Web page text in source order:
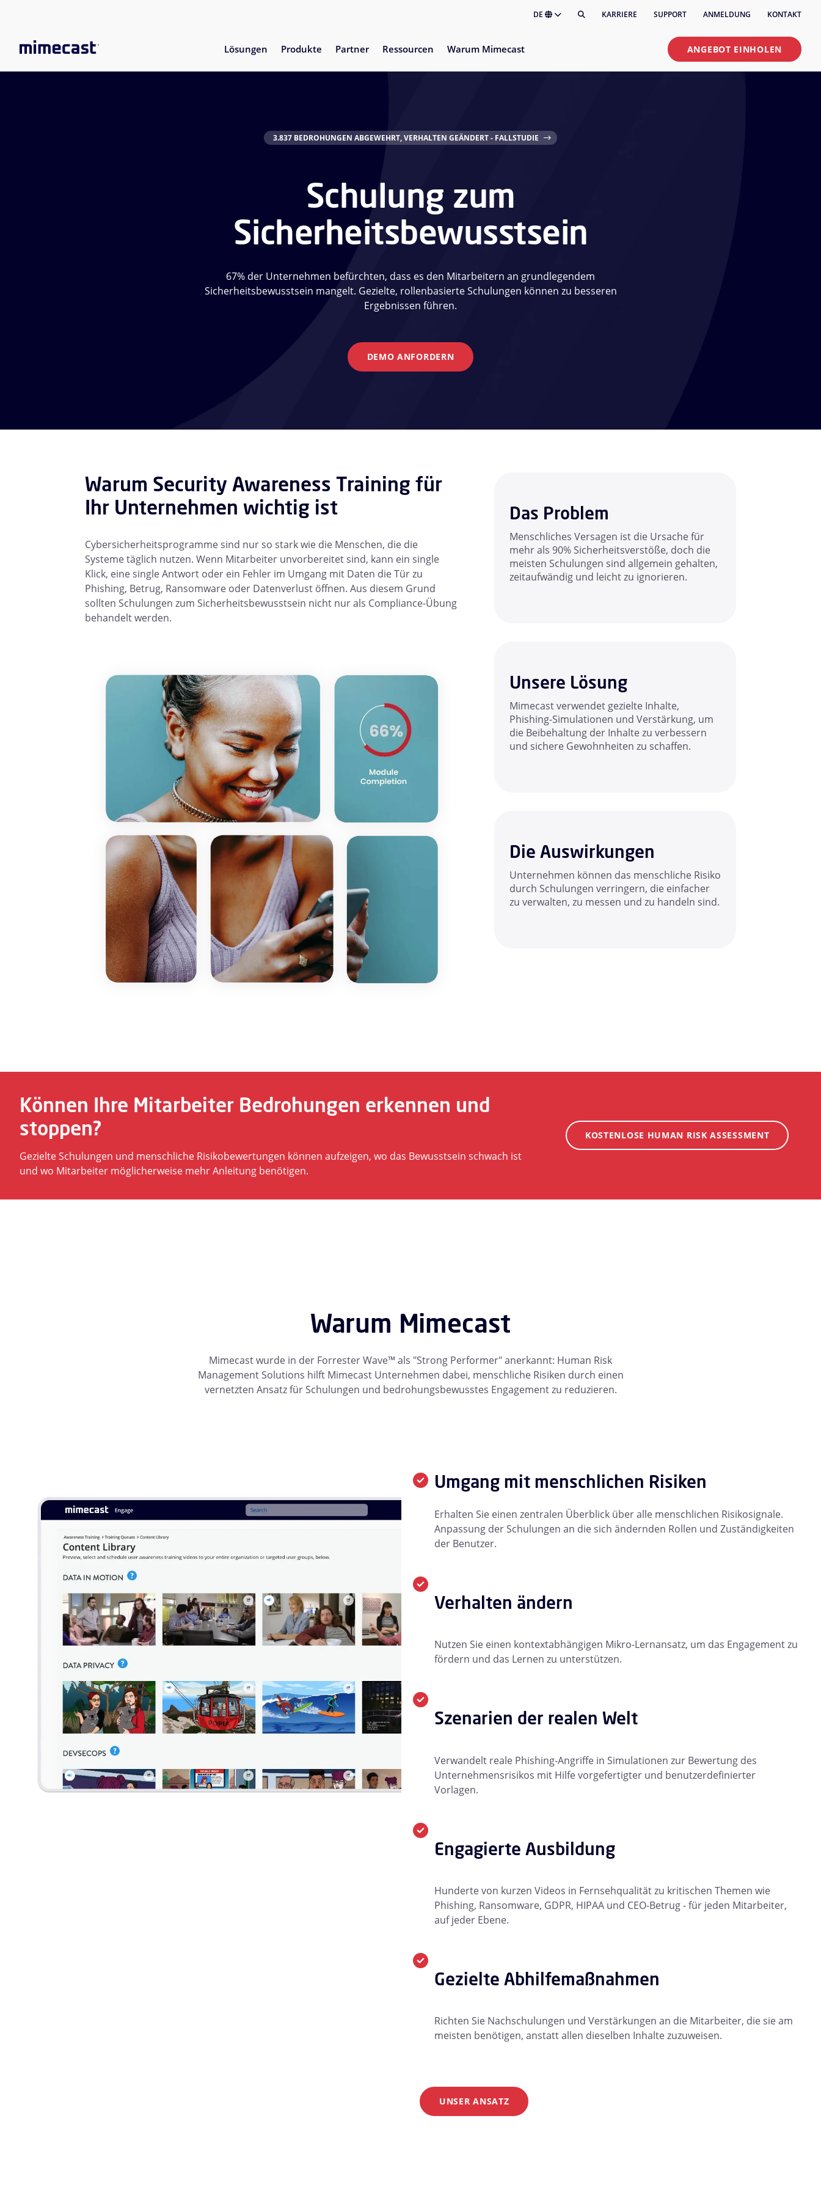
DE KARRIERE SUPPORT ANMELDUNG KONTAKT
Lösungen Produkte Partner Ressourcen Warum Mimecast ANGEBOT EINHOLEN
3.837 BEDROHUNGEN ABGEWEHRT, VERHALTEN GEÄNDERT - FALLSTUDIE
Schulung zum
Sicherheitsbewusstsein
67% der Unternehmen befürchten, dass es den Mitarbeitern an grundlegendem
Sicherheitsbewusstsein mangelt. Gezielte, rollenbasierte Schulungen können zu besseren
Ergebnissen führen.
DEMO ANFORDERN
Warum Security Awareness Training für
Ihr Unternehmen wichtig ist
Cybersicherheitsprogramme sind nur so stark wie die Menschen, die die
Systeme täglich nutzen. Wenn Mitarbeiter unvorbereitet sind, kann ein single
Klick, eine single Antwort oder ein Fehler im Umgang mit Daten die Tür zu
Phishing, Betrug, Ransomware oder Datenverlust öffnen. Aus diesem Grund
sollten Schulungen zum Sicherheitsbewusstsein nicht nur als Compliance-Übung
behandelt werden.
Das Problem
Menschliches Versagen ist die Ursache für
mehr als 90% Sicherheitsverstöße, doch die
meisten Schulungen sind allgemein gehalten,
zeitaufwändig und leicht zu ignorieren.
Unsere Lösung
Mimecast verwendet gezielte Inhalte,
Phishing-Simulationen und Verstärkung, um
die Beibehaltung der Inhalte zu verbessern
und sichere Gewohnheiten zu schaffen.
Die Auswirkungen
Unternehmen können das menschliche Risiko
durch Schulungen verringern, die einfacher
zu verwalten, zu messen und zu handeln sind.
Können Ihre Mitarbeiter Bedrohungen erkennen und
stoppen?
Gezielte Schulungen und menschliche Risikobewertungen können aufzeigen, wo das Bewusstsein schwach ist
und wo Mitarbeiter möglicherweise mehr Anleitung benötigen.
KOSTENLOSE HUMAN RISK ASSESSMENT
Warum Mimecast
Mimecast wurde in der Forrester Wave™ als "Strong Performer" anerkannt: Human Risk
Management Solutions hilft Mimecast Unternehmen dabei, menschliche Risiken durch einen
vernetzten Ansatz für Schulungen und bedrohungsbewusstes Engagement zu reduzieren.
Umgang mit menschlichen Risiken
Erhalten Sie einen zentralen Überblick über alle menschlichen Risikosignale.
Anpassung der Schulungen an die sich ändernden Rollen und Zuständigkeiten
der Benutzer.
Verhalten ändern
Nutzen Sie einen kontextabhängigen Mikro-Lernansatz, um das Engagement zu
fördern und das Lernen zu unterstützen.
Szenarien der realen Welt
Verwandelt reale Phishing-Angriffe in Simulationen zur Bewertung des
Unternehmensrisikos mit Hilfe vorgefertigter und benutzerdefinierter
Vorlagen.
Engagierte Ausbildung
Hunderte von kurzen Videos in Fernsehqualität zu kritischen Themen wie
Phishing, Ransomware, GDPR, HIPAA und CEO-Betrug - für jeden Mitarbeiter,
auf jeder Ebene.
Gezielte Abhilfemaßnahmen
Richten Sie Nachschulungen und Verstärkungen an die Mitarbeiter, die sie am
meisten benötigen, anstatt allen dieselben Inhalte zuzuweisen.
UNSER ANSATZ